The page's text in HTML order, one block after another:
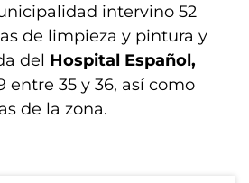
intervino 52
de limpieza y pintura y
del Hospital Español,
entre 35 y 36, así como
de la zona.